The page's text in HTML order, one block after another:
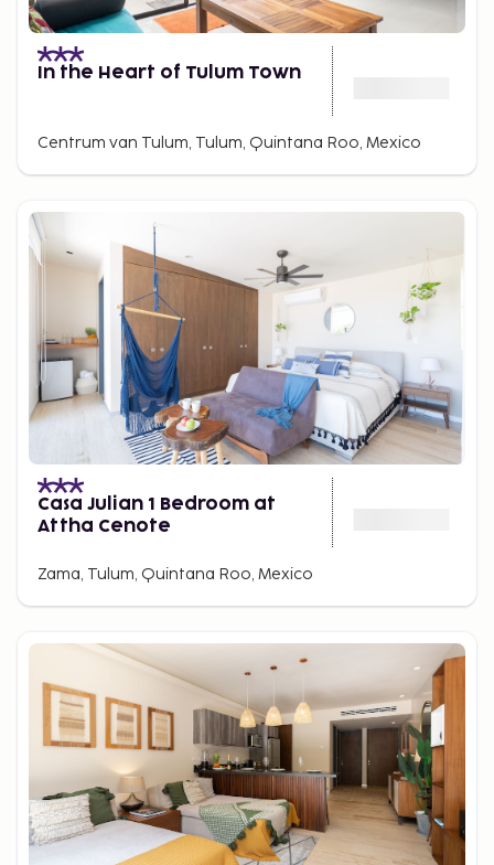
In the Heart of Tulum Town
Centrum van Tulum, Tulum, Quintana Roo, Mexico
Casa Julian 1 Bedroom at
Attha Cenote
Zama, Tulum, Quintana Roo, Mexico